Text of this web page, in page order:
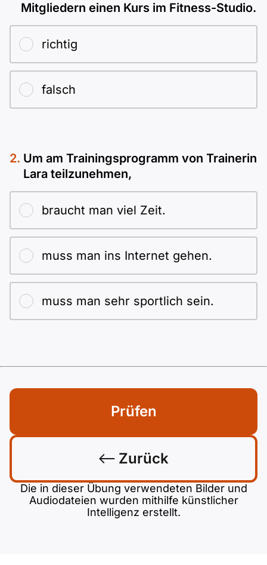
Mitgliedern einen Kurs im Fitness-Studio.
richtig
falsch
Um am Trainings­programm von Trainerin
Lara teilzunehmen,
braucht man viel Zeit.
muss man ins Internet gehen.
muss man sehr sportlich sein.
Zurück
Prüfen
Die in dieser Übung verwendeten Bilder und
Audiodateien wurden mithilfe künstlicher
Intelligenz erstellt.